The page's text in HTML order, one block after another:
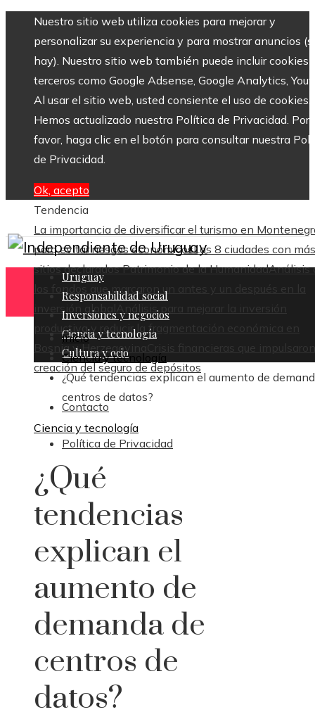
Nuestro sitio web utiliza cookies para mejorar y
personalizar su experiencia y para mostrar anuncios
hay). Nuestro sitio web también puede incluir cookies
terceros como Google Adsense, Google Analytics,
Al usar el sitio web, usted consiente el uso de cookies.
Hemos actualizado nuestra Política de Privacidad. Por
favor, haga clic en el botón para consultar nuestra
de Privacidad.
Ok, acepto
Tendencia
La importancia de diversificar el turismo en
para evitar riesgos económicosLas 8 ciudades con más
sitios declarados Patrimonio de la HumanidadAnálisis
los fondos que marcaron un antes y un después en la
inversión global Análisis para mejorar la inversión
productiva y reducir la fragmentación económica en
Bosnia y Herzegovina
Crisis financieras que
creación del seguro de depósitos
Contacto
Política de Privacidad
Uruguay
Responsabilidad social
Inversiones y negocios
Ciencia y tecnología
Cultura y ocio
Inicio
Ciencia y tecnología
¿Qué tendencias explican el aumento de
centros de datos?
Ciencia y tecnología
¿Qué
tendencias
explican el
aumento de
demanda de
centros de
datos?